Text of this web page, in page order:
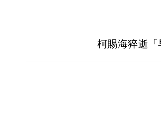
柯賜海猝逝